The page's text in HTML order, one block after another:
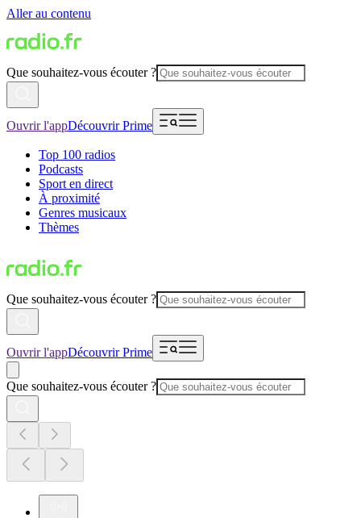
Aller au contenu
Que souhaitez-vous écouter ?
Ouvrir l'appDécouvrir Prime
Top 100 radios
Podcasts
Sport en direct
À proximité
Genres musicaux
Thèmes
Que souhaitez-vous écouter ?
Ouvrir l'appDécouvrir Prime
Que souhaitez-vous écouter ?